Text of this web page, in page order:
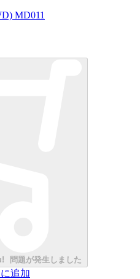
MD011
問題が発生しました
追加